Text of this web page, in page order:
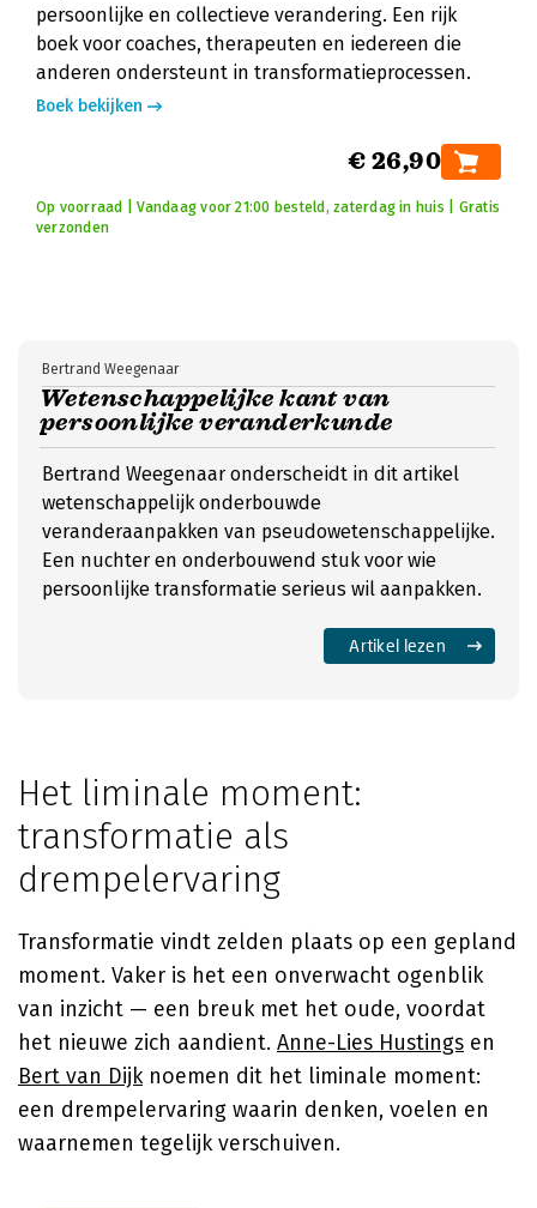
persoonlijke en collectieve verandering. Een rijk
boek voor coaches, therapeuten en iedereen die
anderen ondersteunt in transformatieprocessen.
Boek bekijken
€ 26,90
Op voorraad | Vandaag voor 21:00 besteld, zaterdag in huis | Gratis
verzonden
Wetenschappelijke kant van
persoonlijke veranderkunde
Bertrand Weegenaar
Bertrand Weegenaar onderscheidt in dit artikel
wetenschappelijk onderbouwde
veranderaanpakken van pseudowetenschappelijke.
Een nuchter en onderbouwend stuk voor wie
persoonlijke transformatie serieus wil aanpakken.
Artikel lezen
Het liminale moment:
transformatie als
drempelervaring
Transformatie vindt zelden plaats op een gepland
moment. Vaker is het een onverwacht ogenblik
van inzicht — een breuk met het oude, voordat
het nieuwe zich aandient. Anne-Lies Hustings en
Bert van Dijknoemen dit het liminale moment:
een drempelervaring waarin denken, voelen en
waarnemen tegelijk verschuiven.